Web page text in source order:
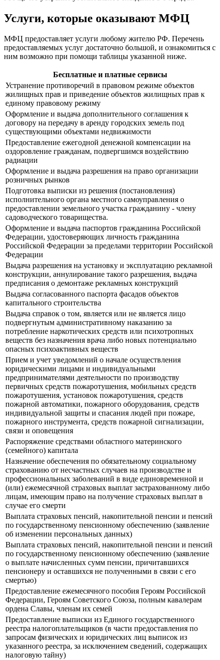
Услуги, которые оказывают МФЦ
МФЦ предоставляет услуги любому жителю РФ. Перечень
предоставляемых услуг достаточно большой, и ознакомиться с
ним возможно при помощи таблицы указанной ниже.
Бесплатные и платные сервисы
Устранение противоречий в правовом режиме объектов
жилищных прав и приведение объектов жилищных прав к
единому правовому режиму
Оформление и выдача дополнительного соглашения к
договору на передачу в аренду городских земель под
существующими объектами недвижимости
Предоставление ежегодной денежной компенсации на
оздоровление гражданам, подвергшимся воздействию
радиации
Оформление и выдача разрешения на право организации
розничных рынков
Подготовка выписки из решения (постановления)
исполнительного органа местного самоуправления о
предоставлении земельного участка гражданину - члену
садоводческого товарищества.
Оформление и выдача паспортов гражданина Российской
Федерации, удостоверяющих личность гражданина
Российской Федерации за пределами территории Российской
Федерации
Выдача разрешения на установку и эксплуатацию рекламной
конструкции, аннулирование такого разрешения, выдача
предписания о демонтаже рекламных конструкций
Выдача согласованного паспорта фасадов объектов
капитального строительства
Выдача справок о том, является или не является лицо
подвергнутым административному наказанию за
потребление наркотических средств или психотропных
веществ без назначения врача либо новых потенциально
опасных психоактивных веществ
Прием и учет уведомлений о начале осуществления
юридическими лицами и индивидуальными
предпринимателями деятельности по производству
первичных средств пожаротушения, мобильных средств
пожаротушения, установок пожаротушения, средств
пожарной автоматики, пожарного оборудования, средств
индивидуальной защиты и спасания людей при пожаре,
пожарного инструмента, средств пожарной сигнализации,
связи и оповещения
Распоряжение средствами областного материнского
(семейного) капитала
Назначение обеспечения по обязательному социальному
страхованию от несчастных случаев на производстве и
профессиональных заболеваний в виде единовременной и
(или) ежемесячной страховых выплат застрахованному либо
лицам, имеющим право на получение страховых выплат в
случае его смерти
Выплата страховых пенсий, накопительной пенсии и пенсий
по государственному пенсионному обеспечению (заявление
об изменении персональных данных)
Выплата страховых пенсий, накопительной пенсии и пенсий
по государственному пенсионному обеспечению (заявление
о выплате начисленных сумм пенсии, причитавшихся
пенсионеру и оставшихся не полученными в связи с его
смертью)
Предоставление ежемесячного пособия Героям Российской
Федерации, Героям Советского Союза, полным кавалерам
ордена Славы, членам их семей
Предоставление выписки из Единого государственного
реестра налогоплательщиков (в части предоставления по
запросам физических и юридических лиц выписок из
указанного реестра, за исключением сведений, содержащих
налоговую тайну)